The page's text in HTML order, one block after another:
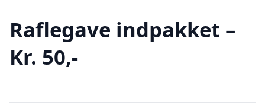
Raflegave indpakket –
Kr. 50,-